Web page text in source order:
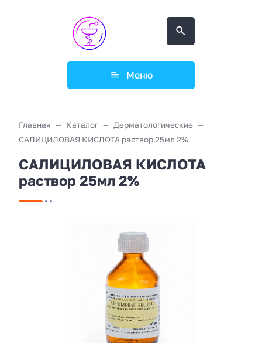
Меню
Главная Каталог
Дерматологические
САЛИЦИЛОВАЯ КИСЛОТА раствор 25мл 2%
САЛИЦИЛОВАЯ КИСЛОТА
раствор 25мл 2%